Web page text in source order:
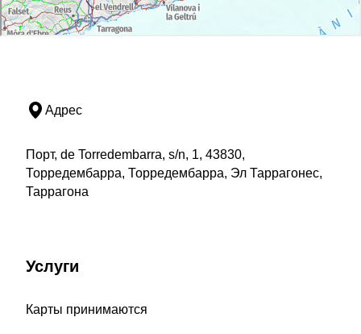
Адрес
Порт, de Torredembarra, s/n, 1, 43830,
Торредембарра, Торредембарра, Эл Таррагонес,
Таррагона
Услуги
Карты принимаются